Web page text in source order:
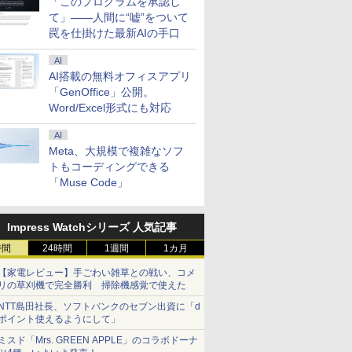
て」――人間に“嘘”をついて
罠を仕掛けた最新AIの手口
AI
AI搭載の無料オフィスアプリ
「GenOffice」公開。
Word/Excel形式にも対応
AI
Meta、大規模で複雑なソフ
トもコーディングできる
「Muse Code」
Impress Watchシリーズ 人気記事
24時間 1週間 1カ月
家電レビュー】手ごわい雑草との戦い、コメ
の草刈機で完全勝利 掃除機感覚で使えた
島田社長、ソフトバンクのセブン出資に「d
イント使えるようにして」
スド「Mrs. GREEN APPLE」のコラボドーナ